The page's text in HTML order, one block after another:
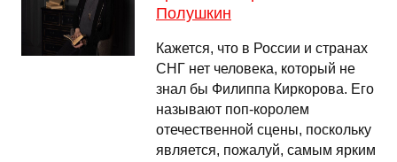
Полушкин
Кажется, что в России и странах
СНГ нет человека, который не
знал бы Филиппа Киркорова. Его
называют поп-королем
отечественной сцены, поскольку
является, пожалуй, самым ярким